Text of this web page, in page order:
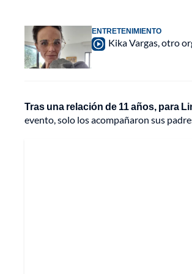
ENTRETENIMIENTO
Kika Vargas, otro
Tras una relación de 11 años, para
evento, solo los acompañaron sus